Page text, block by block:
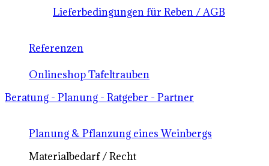
Lieferbedingungen für Reben / AGB
Referenzen
Onlineshop Tafeltrauben
Beratung - Planung - Ratgeber - Partner
Planung & Pflanzung eines Weinbergs
Materialbedarf / Recht